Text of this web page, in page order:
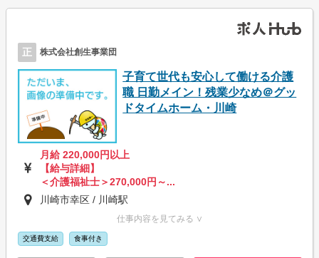
正 株式会社創生事業団
子育て世代も安心して働ける介護
職 日勤メイン！残業少なめ＠グッ
ドタイムホーム・川崎
月給 220,000円以上
【給与詳細】
＜介護福祉士＞270,000円～...
川崎市幸区 / 川崎駅
仕事内容を見てみる ∨
交通費支給 食事付き